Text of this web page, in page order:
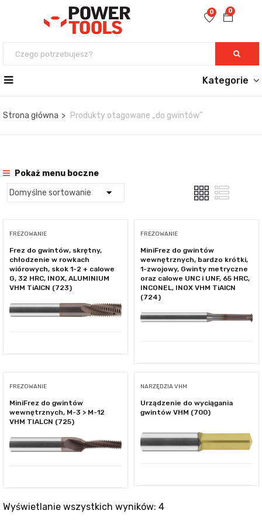
0
0
Kategorie
Strona główna Produkty otagowane „do gwintów”
Pokaż menu boczne
FREZOWANIE
Frez do gwintów, skrętny,
chłodzenie w rowkach
wiórowych, skok 1-2 + calowe
G, 32 HRC, INOX, ALUMINIUM
VHM TiAlCN (723)
FREZOWANIE
MiniFrez do gwintów
wewnętrznych, bardzo krótki,
1-zwojowy, Gwinty metryczne
oraz calowe UNC i UNF, 65 HRC,
INCONEL, INOX VHM TiAlCN
(724)
FREZOWANIE
MiniFrez do gwintów
wewnętrznych, M-3 > M-12
VHM TIALCN (725)
NARZĘDZIA VHM
Urządzenie do wyciągania
gwintów VHM (700)
Wyświetlanie wszystkich wyników: 4